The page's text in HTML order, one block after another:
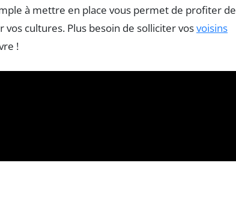
à mettre en place vous permet de profiter de
cultures. Plus besoin de solliciter vosvoisins
!